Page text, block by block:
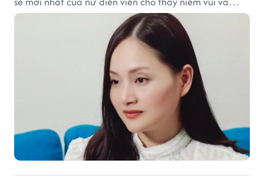
hạnh phúc hiện tại đến từ những điều bình dị mỗi